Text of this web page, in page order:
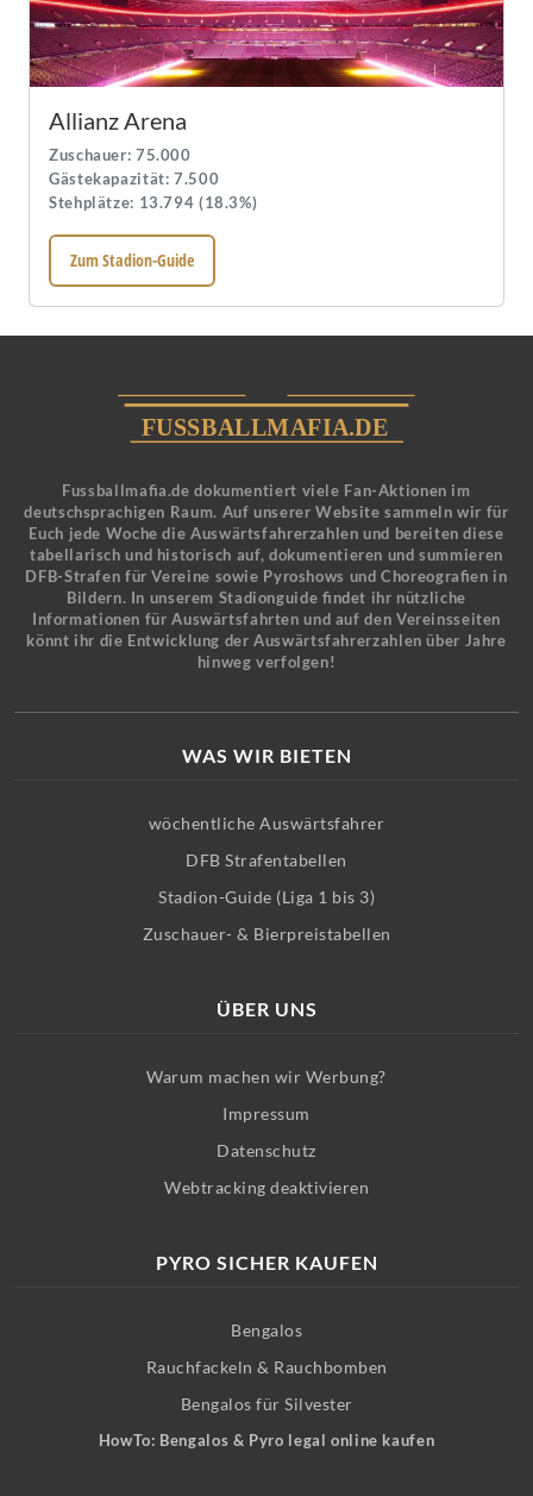
Allianz Arena
Zuschauer: 75.000
Gästekapazität: 7.500
Stehplätze: 13.794 (18.3%)
Zum Stadion-Guide
Fussballmafia.de dokumentiert viele Fan-Aktionen im
deutschsprachigen Raum. Auf unserer Website sammeln wir für
Euch jede Woche die Auswärtsfahrerzahlen und bereiten diese
tabellarisch und historisch auf, dokumentieren und summieren
DFB-Strafen für Vereine sowie Pyroshows und Choreografien in
Bildern. In unserem Stadionguide findet ihr nützliche
Informationen für Auswärtsfahrten und auf den Vereinsseiten
könnt ihr die Entwicklung der Auswärtsfahrerzahlen über Jahre
hinweg verfolgen!
WAS WIR BIETEN
wöchentliche Auswärtsfahrer
DFB Strafentabellen
Stadion-Guide (Liga 1 bis 3)
Zuschauer- & Bierpreistabellen
ÜBER UNS
Warum machen wir Werbung?
Impressum
Datenschutz
Webtracking deaktivieren
PYRO SICHER KAUFEN
Bengalos
Rauchfackeln & Rauchbomben
Bengalos für Silvester
HowTo: Bengalos & Pyro legal online kaufen